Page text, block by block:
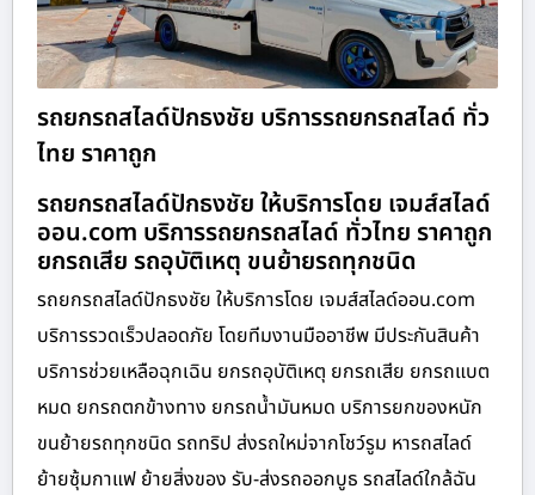
รถยกรถสไลด์ปักธงชัย บริการรถยกรถสไลด์ ทั่ว
ไทย ราคาถูก
รถยกรถสไลด์ปักธงชัย ให้บริการโดย เจมส์สไลด์
ออน.com บริการรถยกรถสไลด์ ทั่วไทย ราคาถูก
ยกรถเสีย รถอุบัติเหตุ ขนย้ายรถทุกชนิด
รถยกรถสไลด์ปักธงชัย ให้บริการโดย เจมส์สไลด์ออน.com
บริการรวดเร็วปลอดภัย โดยทีมงานมืออาชีพ มีประกันสินค้า
บริการช่วยเหลือฉุกเฉิน ยกรถอุบัติเหตุ ยกรถเสีย ยกรถแบต
หมด ยกรถตกข้างทาง ยกรถน้ำมันหมด บริการยกของหนัก
ขนย้ายรถทุกชนิด รถทริป ส่งรถใหม่จากโชว์รูม หารถสไลด์
ย้ายซุ้มกาแฟ ย้ายสิ่งของ รับ-ส่งรถออกบูธ รถสไลด์ใกล้ฉัน